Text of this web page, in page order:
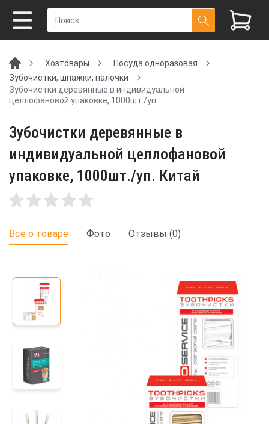
Хозтовары
Посуда одноразовая
Зубочистки, шпажки, палочки
Зубочистки деревянные в индивидуальной
целлофановой упаковке, 1000шт./уп.
Зубочистки деревянные в
индивидуальной целлофановой
упаковке, 1000шт./уп. Китай
Все о товаре Фото Отзывы (0)